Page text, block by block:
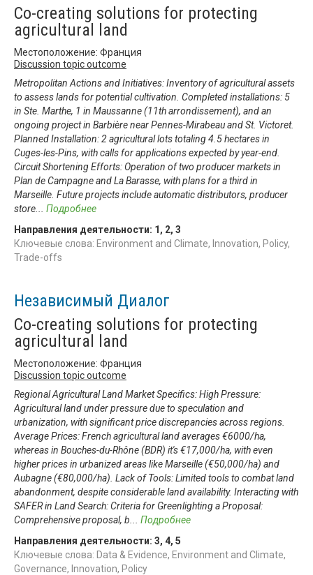
Co-creating solutions for protecting
agricultural land
Местоположение: Франция
Discussion topic outcome
Metropolitan Actions and Initiatives: Inventory of agricultural assets
to assess lands for potential cultivation. Completed installations: 5
in Ste. Marthe, 1 in Maussanne (11th arrondissement), and an
ongoing project in Barbière near Pennes-Mirabeau and St. Victoret.
Planned Installation: 2 agricultural lots totaling 4.5 hectares in
Cuges-les-Pins, with calls for applications expected by year-end.
Circuit Shortening Efforts: Operation of two producer markets in
Plan de Campagne and La Barasse, with plans for a third in
Marseille. Future projects include automatic distributors, producer
store
Подробнее
Направления деятельности: 1 , 2, 3
Ключевые слова: Environment and Climate, Innovation, Policy,
Trade-offs
Независимый Диалог
Co-creating solutions for protecting
agricultural land
Местоположение: Франция
Discussion topic outcome
Regional Agricultural Land Market Specifics: High Pressure:
Agricultural land under pressure due to speculation and
urbanization, with significant price discrepancies across regions.
Average Prices: French agricultural land averages €6000/ha,
whereas in Bouches-du-Rhône (BDR) it's €17,000/ha, with even
higher prices in urbanized areas like Marseille (€50,000/ha) and
Aubagne (€80,000/ha). Lack of Tools: Limited tools to combat land
abandonment, despite considerable land availability. Interacting with
SAFER in Land Search: Criteria for Greenlighting a Proposal:
Comprehensive proposal, b
Подробнее
Направления деятельности: 3, 4, 5
Ключевые слова: Data & Evidence, Environment and Climate,
Governance, Innovation, Policy